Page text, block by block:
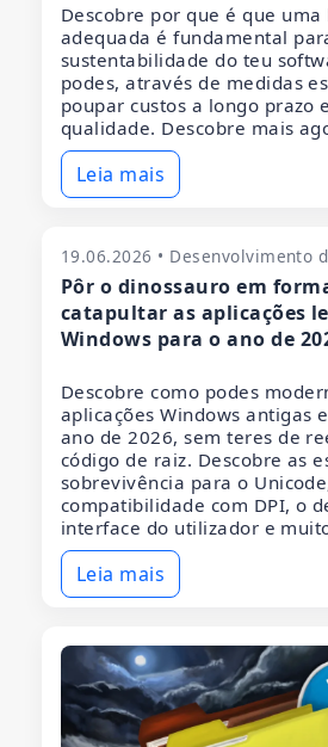
Descobre por que é que uma
adequada é fundamental
sustentabilidade do teu
podes, através de medidas
poupar custos a longo prazo
qualidade. Descobre mais
Leia mais
19.06.2026 • Desenvolvimento
Pôr o dinossauro em
catapultar as aplicações
Windows para o ano de
Descobre como podes
aplicações Windows antigas
ano de 2026, sem teres de
código de raiz. Descobre as
sobrevivência para o
compatibilidade com DPI, o
interface do utilizador e
Leia mais